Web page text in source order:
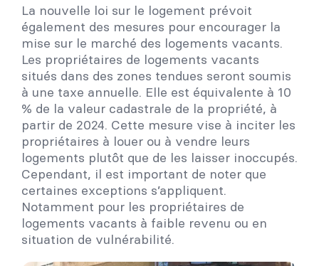
La nouvelle loi sur le logement prévoit
également des mesures pour encourager la
mise sur le marché des logements vacants.
Les propriétaires de logements vacants
situés dans des zones tendues seront soumis
à une taxe annuelle. Elle est équivalente à 10
% de la valeur cadastrale de la propriété, à
partir de 2024. Cette mesure vise à inciter les
propriétaires à louer ou à vendre leurs
logements plutôt que de les laisser inoccupés.
Cependant, il est important de noter que
certaines exceptions s’appliquent.
Notamment pour les propriétaires de
logements vacants à faible revenu ou en
situation de vulnérabilité.